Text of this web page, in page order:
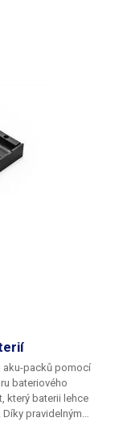
aku-packů pomocí
bateriového
který baterii lehce
pravidelným